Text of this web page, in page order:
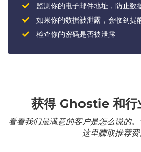
监测你的电子邮件地址，防止数
如果你的数据被泄露，会收到提
检查你的密码是否被泄露
获得 Ghostie 和行
看看我们最满意的客户是怎么说的
这里赚取推荐费